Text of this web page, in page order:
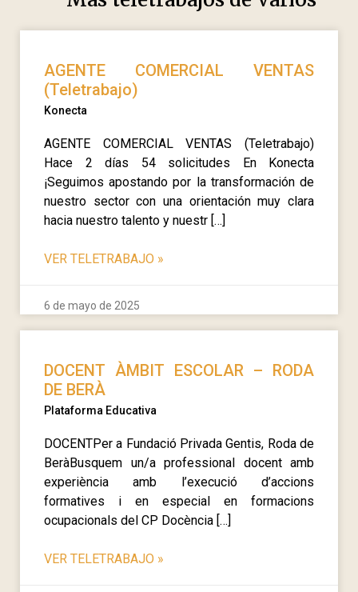
AGENTE COMERCIAL VENTAS
(Teletrabajo)
Konecta
AGENTE COMERCIAL VENTAS (Teletrabajo)
Hace 2 días 54 solicitudes En Konecta
¡Seguimos apostando por la transformación de
nuestro sector con una orientación muy clara
hacia nuestro talento y nuestr […]
VER TELETRABAJO »
6 de mayo de 2025
DOCENT ÀMBIT ESCOLAR – RODA
DE BERÀ
Plataforma Educativa
DOCENTPer a Fundació Privada Gentis, Roda de
BeràBusquem un/a professional docent amb
experiència amb l’execució d’accions
formatives i en especial en formacions
ocupacionals del CP Docència […]
VER TELETRABAJO »